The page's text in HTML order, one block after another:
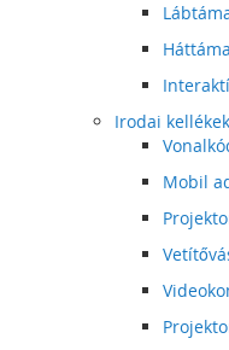
Irodai kellékek
Mobil